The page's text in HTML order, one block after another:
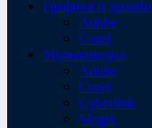
Графика и дизайн
Adobe
Corel
Мультимедиа
Adobe
Corel
Cyberlink
Magix